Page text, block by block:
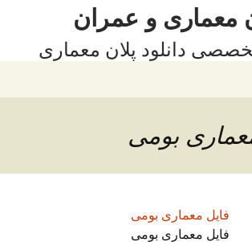
معماری و عمران
دانلود پلان معماری
بومی
فایل معماری بومی
فایل معماری بومی